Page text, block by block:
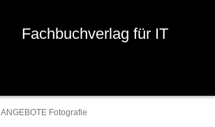
Fachbuchverlag für IT
ANGEBOTE Fotografie